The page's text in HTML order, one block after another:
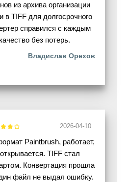
из архива организации
в TIFF для долгосрочного
справился с каждым
без потерь.
Владислав Орехов
2026-04-10
Paintbrush, работает,
TIFF стал
Конвертация прошла
файл не выдал ошибку.